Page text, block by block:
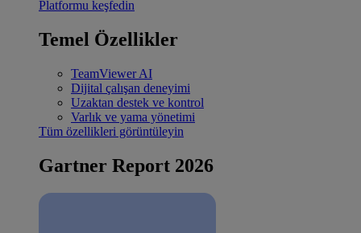
Platformu keşfedin
Temel Özellikler
TeamViewer AI
Dijital çalışan deneyimi
Uzaktan destek ve kontrol
Varlık ve yama yönetimi
Tüm özellikleri görüntüleyin
Gartner Report 2026